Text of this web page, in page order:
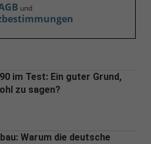
und
im Test: Ein guter Grund,
zu sagen?
Warum die deutsche